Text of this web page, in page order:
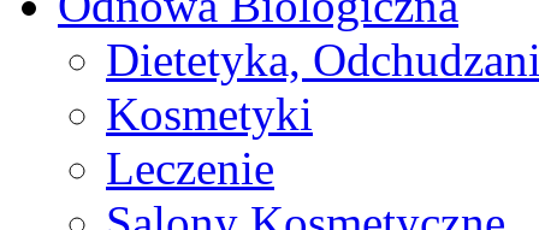
Dietetyka,
Kosmetyki
Leczenie